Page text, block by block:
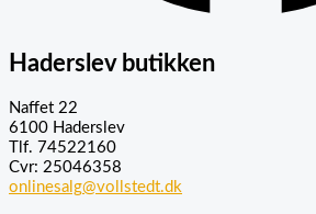
Haderslev butikken
Naffet 22
6100 Haderslev
Tlf. 74522160
Cvr: 25046358
onlinesalg@vollstedt.dk